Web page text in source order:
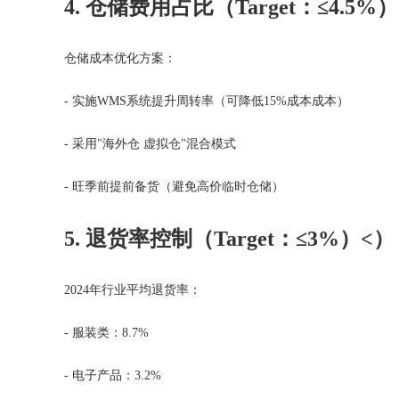
4. 仓储费用占比（Target：≤4.5%
仓储成本优化方案：
- 实施WMS系统提升周转率（可降低15%成本成本）
- 采用"海外仓 虚拟仓"混合模式
- 旺季前提前备货（避免高价临时仓储）
5. 退货率控制（Target：≤3%）<）
2024年行业平均退货率：
- 服装类：8.7%
- 电子产品：3.2%